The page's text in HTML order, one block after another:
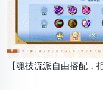
【魂技流派自由搭配，